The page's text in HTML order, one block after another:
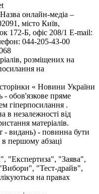
онлайн-медіа –
місто Київ,
Б, офіс 208/1 E-mail:
044-205-43-00
розміщених на
на
« Новини України
- обов'язкове пряме
гіперпосилання .
в незалежності від
матеріалів.
- видань) - повинна бути
в першому абзаці
"Експертиза", "Заява",
"Тест-драйв",
на правах